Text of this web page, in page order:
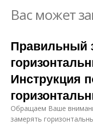
Вас может
Правильный
Инструкция
Обращаем Ваше
замерять